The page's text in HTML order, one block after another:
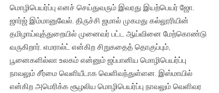
மொழிபெயர்ப்பு எனச் செய்துவரும் இவரது இயற்பெயர் ஜோ.
ஜார்ஜ் இம்மானுவேல். திருச்சி ஜமால் முகமது கல்லூரியின்
தமிழாய்வுத்துறையில் முனைவர் பட்ட ஆய்வினை மேற்கொண்டு
வருகிறார். எமரால்ட் என்கிற சிறுகதைத் தொகுப்பும்,
பூனைகளில்லா உலகம் என்னும் ஜப்பானிய மொழிபெயர்ப்பு‌
நாவலும் சீர்மை வெளியீடாக வெளிவந்துள்ளன. இஸ்மாயில்
என்கிற அமெரிக்க சூழலிய மொழிபெயர்ப்பு நாவலும் வெளிவர